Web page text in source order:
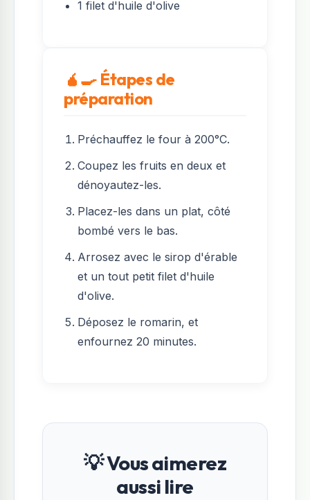
1 filet d'huile d'olive
🧉‍🍳 Étapes de
préparation
Préchauffez le four à 200°C.
Coupez les fruits en deux et
dénoyautez-les.
Placez-les dans un plat, côté
bombé vers le bas.
Arrosez avec le sirop d'érable
et un tout petit filet d'huile
d'olive.
Déposez le romarin, et
enfournez 20 minutes.
💡 Vous aimerez
aussi lire